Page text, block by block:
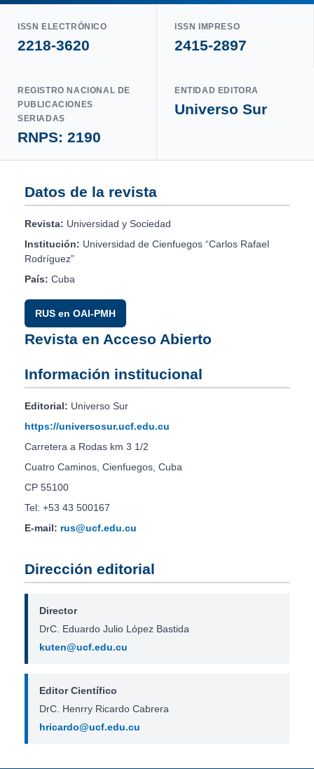
ISSN ELECTRÓNICO
2218-3620
ISSN IMPRESO
2415-2897
REGISTRO NACIONAL DE
PUBLICACIONES
SERIADAS
RNPS: 2190
ENTIDAD EDITORA
Universo Sur
Datos de la revista
Revista: Universidad y Sociedad
Institución: Universidad de Cienfuegos “Carlos Rafael
Rodríguez”
País: Cuba
RUS en OAI-PMH
Revista en Acceso Abierto
Información institucional
Editorial: Universo Sur
https://universosur.ucf.edu.cu
Carretera a Rodas km 3 1/2
Cuatro Caminos, Cienfuegos, Cuba
CP 55100
Tel: +53 43 500167
E-mail: rus@ucf.edu.cu
Dirección editorial
Director
DrC. Eduardo Julio López Bastida
kuten@ucf.edu.cu
Editor Científico
DrC. Henrry Ricardo Cabrera
hricardo@ucf.edu.cu